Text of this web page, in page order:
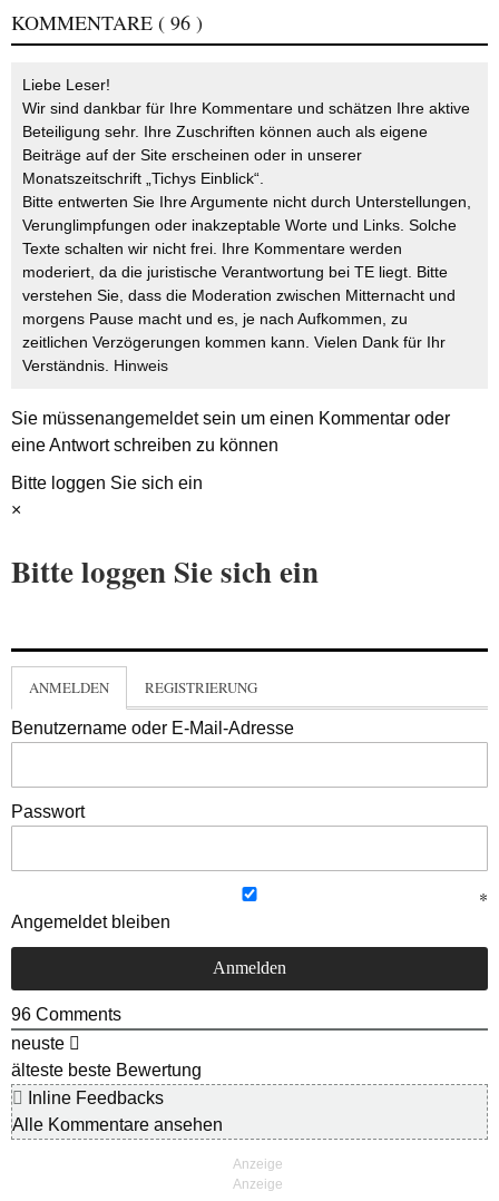
KOMMENTARE ( 96 )
Liebe Leser!
Wir sind dankbar für Ihre Kommentare und schätzen Ihre aktive
Beteiligung sehr. Ihre Zuschriften können auch als eigene
Beiträge auf der Site erscheinen oder in unserer
Monatszeitschrift „Tichys Einblick“.
Bitte entwerten Sie Ihre Argumente nicht durch Unterstellungen,
Verunglimpfungen oder inakzeptable Worte und Links. Solche
Texte schalten wir nicht frei. Ihre Kommentare werden
moderiert, da die juristische Verantwortung bei TE liegt. Bitte
verstehen Sie, dass die Moderation zwischen Mitternacht und
morgens Pause macht und es, je nach Aufkommen, zu
zeitlichen Verzögerungen kommen kann. Vielen Dank für Ihr
Verständnis. Hinweis
Sie müssenangemeldetsein um einen Kommentar oder
eine Antwort schreiben zu können
Bitte loggen Sie sich ein
×
Bitte loggen Sie sich ein
ANMELDEN REGISTRIERUNG
Benutzername oder E-Mail-Adresse
Passwort
Angemeldet bleiben
96 Comments
neuste
älteste beste Bewertung
Inline Feedbacks
Alle Kommentare ansehen